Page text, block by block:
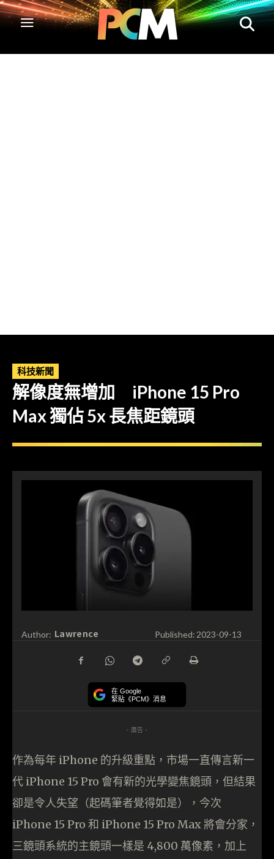
科技新聞
解像度無增加 iPhone 15 Pro
Max 獨佔 5x 長焦距鏡頭
Author: Lawrence Published: 2023-09-13
在 Google
緊貼《PCM》消息
- 廣告 -
作為每年 iPhone 的升級重點，市場一直傳言新一
代 iPhone 15 Pro 會有新的光學變焦鏡頭，但結果
卻是令人失望（起碼筆者覺得如是），今次
iPhone 15 Pro 和 iPhone 15 Pro Max 將會分家，
三鏡頭系統的主鏡頭一樣是 4,800 萬像素，加上